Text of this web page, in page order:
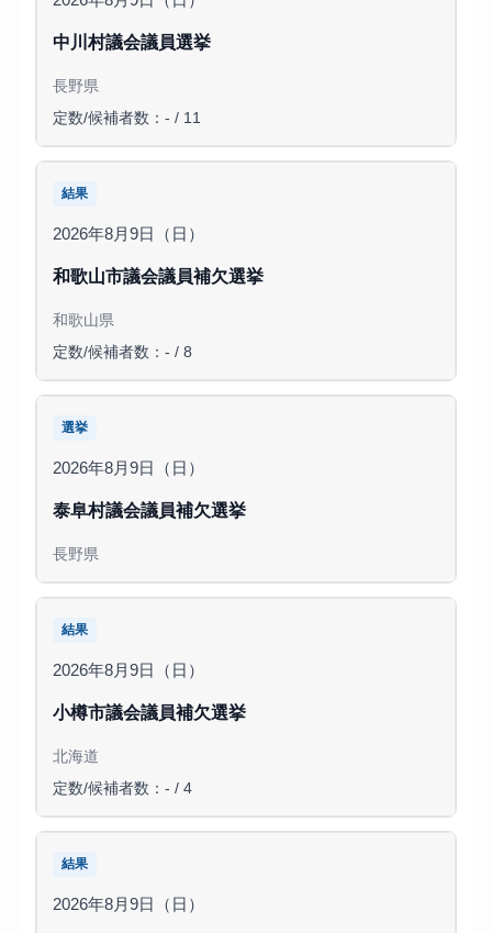
中川村議会議員選挙
長野県
定数/候補者数：- / 11
結果
2026年8月9日（日）
和歌山市議会議員補欠選挙
和歌山県
定数/候補者数：- / 8
選挙
2026年8月9日（日）
泰阜村議会議員補欠選挙
長野県
結果
2026年8月9日（日）
小樽市議会議員補欠選挙
北海道
定数/候補者数：- / 4
結果
2026年8月9日（日）